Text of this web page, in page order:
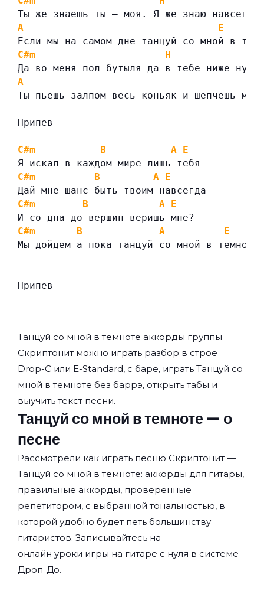
Ты же знаешь ты — моя. Я же знаю навсегда
A
E
Если мы на самом дне танцуй со мной в
C#m
H
Да во меня пол бутыля да в тебе ниже нуля
A
Ты пьешь залпом весь коньяк и шепчешь мне
Припев
C#m B A E
Я искал в каждом мире лишь тебя
C#m
B A E
Дай мне шанс быть твоим навсегда
C#m
B A E
И со дна до вершин веришь мне?
C#m
B A
E
Мы дойдем а пока танцуй со мной в темноте
Припев
Танцуй со мной в темноте аккорды группы
Скриптонит можно играть разбор в строе
Drop-C или E-Standard, с баре, играть Танцуй со
мной в темноте без баррэ, открыть табы и
выучить текст песни.
Танцуй со мной в темноте — о
песне
Рассмотрели как играть песню Скриптонит —
Танцуй со мной в темноте: аккорды для гитары,
правильные аккорды, проверенные
репетитором, с выбранной тональностью, в
которой удобно будет петь большинству
гитаристов. Записывайтесь на
онлайн уроки игры на гитаре с нуля в системе
Дроп-До.